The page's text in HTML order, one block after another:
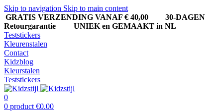
Skip to navigation Skip to main content
GRATIS VERZENDING VANAF € 40,00
30-DAGEN
Retourgarantie UNIEK en GEMAAKT in NL
Teststickers
Kleurenstalen
Contact
Kidzblog
Kleurstalen
Teststickers
0
0 product €0.00